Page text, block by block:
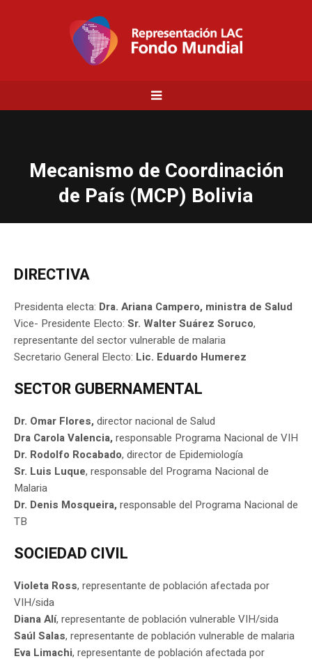
Mecanismo de Coordinación
de País (MCP) Bolivia
DIRECTIVA
Presidenta electa: Dra. Ariana Campero, ministra de Salud
Vice- Presidente Electo: Sr. Walter Suárez Soruco,
representante del sector vulnerable de malaria
Secretario General Electo: Lic. Eduardo Humerez
SECTOR GUBERNAMENTAL
Dr. Omar Flores, director nacional de Salud
Dra Carola Valencia, responsable Programa Nacional de VIH
Dr. Rodolfo Rocabado, director de Epidemiología
Sr. Luis Luque, responsable del Programa Nacional de
Malaria
Dr. Denis Mosqueira, responsable del Programa Nacional de
TB
SOCIEDAD CIVIL
Violeta Ross, representante de población afectada por
VIH/sida
Diana Alí, representante de población vulnerable VIH/sida
Saúl Salas, representante de población vulnerable de malaria
Eva Limachi, representante de población afectada por